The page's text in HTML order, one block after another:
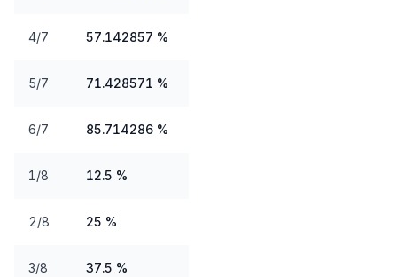
4/7 57.142857 %
5/7 71.428571 %
6/7 85.714286 %
1/8 12.5 %
2/8 25 %
3/8 37.5 %